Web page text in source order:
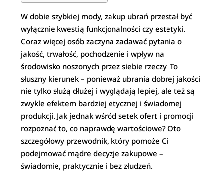
W dobie szybkiej mody, zakup ubrań przestał być
wyłącznie kwestią funkcjonalności czy estetyki.
Coraz więcej osób zaczyna zadawać pytania o
jakość, trwałość, pochodzenie i wpływ na
środowisko noszonych przez siebie rzeczy. To
słuszny kierunek – ponieważ ubrania dobrej jakości
nie tylko służą dłużej i wyglądają lepiej, ale też są
zwykle efektem bardziej etycznej i świadomej
produkcji. Jak jednak wśród setek ofert i promocji
rozpoznać to, co naprawdę wartościowe? Oto
szczegółowy przewodnik, który pomoże Ci
podejmować mądre decyzje zakupowe –
świadomie, praktycznie i bez złudzeń.